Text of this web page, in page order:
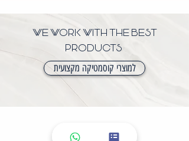
WE WORK WITH THE BEST
PRODUCTS
למוצרי קוסמטיקה מקצועית